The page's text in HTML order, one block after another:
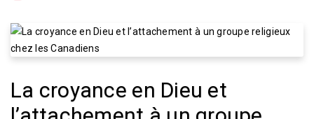
La croyance en Dieu et